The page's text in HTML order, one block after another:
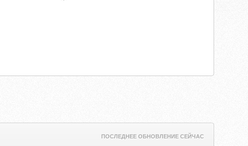
ПОСЛЕДНЕЕ ОБНОВЛЕНИЕ СЕЙЧАС